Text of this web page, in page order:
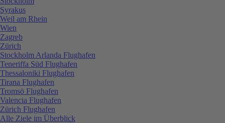
Syrakus
Weil am Rhein
Wien
Zagreb
Zürich
Stockholm Arlanda Flughafen
Teneriffa Süd Flughafen
Thessaloniki Flughafen
Tirana Flughafen
Tromsö Flughafen
Valencia Flughafen
Zürich Flughafen
Alle Ziele im Überblick